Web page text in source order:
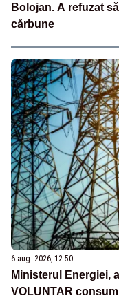
Bolojan. A refuzat
cărbune
6 aug. 2026, 12:50
Ministerul Energiei,
VOLUNTAR